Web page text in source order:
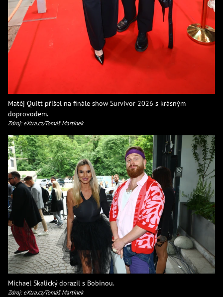
Matěj Quitt přišel na finále show Survivor 2026 s krásným
doprovodem.
Zdroj: eXtra.cz/Tomáš Martínek
Michael Skalický dorazil s Bobinou.
Zdroj: eXtra.cz/Tomáš Martínek